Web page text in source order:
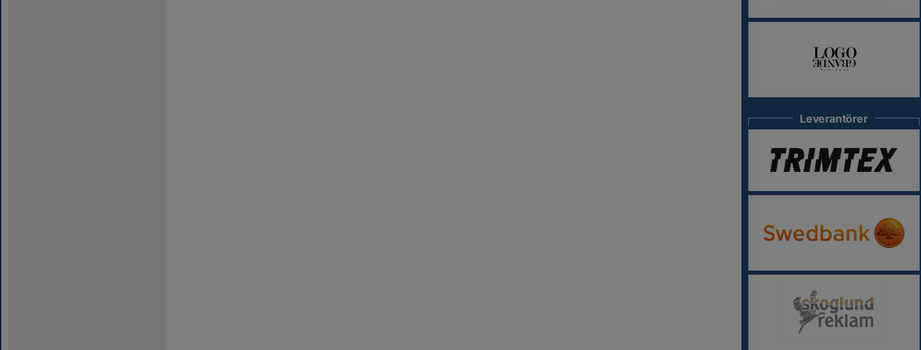
Leverantörer